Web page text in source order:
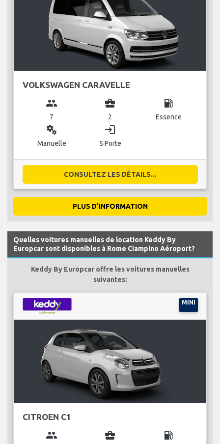
VOLKSWAGEN CARAVELLE
group
7
business_center
2
local_gas_station
Essence
miscellaneous_services
Manuelle
login
5 Porte
CONSULTEZ LES DÉTAILS...
PLUS D'INFORMATION
Quelles voitures manuelles de location Keddy By
Europcar sont disponibles à Rome Ciampino Aéroport?
Keddy By Europcar offre les voitures manuelles
suivantes:
MINI
CITROEN C1
group business_center local_gas_station